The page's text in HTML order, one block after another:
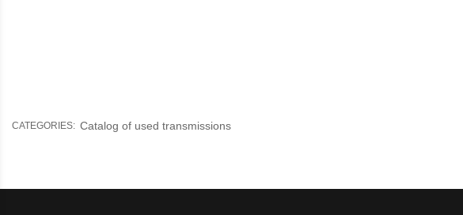
CATEGORIES: Catalog of used transmissions